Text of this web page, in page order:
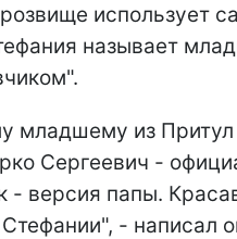
использует
называет
младшему из Притул
Сергеевич -
- версия папы.
- написал